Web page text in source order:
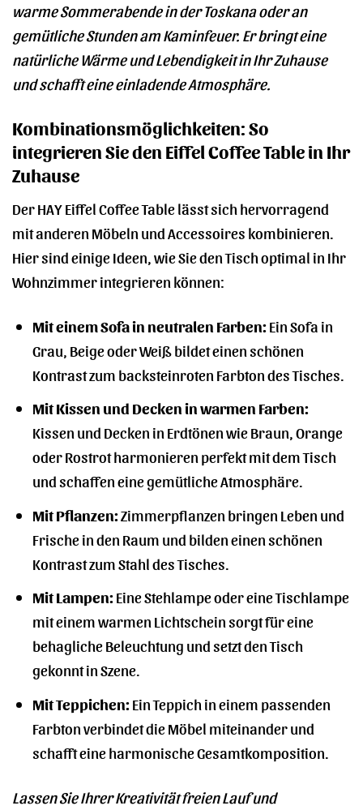
warme Sommerabende in der Toskana oder an
gemütliche Stunden am Kaminfeuer. Er bringt eine
natürliche Wärme und Lebendigkeit in Ihr Zuhause
und schafft eine einladende Atmosphäre.
Kombinationsmöglichkeiten: So
integrieren Sie den Eiffel Coffee Table in Ihr
Zuhause
Der HAY Eiffel Coffee Table lässt sich hervorragend
mit anderen Möbeln und Accessoires kombinieren.
Hier sind einige Ideen, wie Sie den Tisch optimal in Ihr
Wohnzimmer integrieren können:
Mit einem Sofa in neutralen Farben:Ein Sofa in
Grau, Beige oder Weiß bildet einen schönen
Kontrast zum backsteinroten Farbton des Tisches.
Mit Kissen und Decken in warmen Farben:
Kissen und Decken in Erdtönen wie Braun, Orange
oder Rostrot harmonieren perfekt mit dem Tisch
und schaffen eine gemütliche Atmosphäre.
Mit Pflanzen:Zimmerpflanzen bringen Leben und
Frische in den Raum und bilden einen schönen
Kontrast zum Stahl des Tisches.
Mit Lampen:Eine Stehlampe oder eine Tischlampe
mit einem warmen Lichtschein sorgt für eine
behagliche Beleuchtung und setzt den Tisch
gekonnt in Szene.
Mit Teppichen:Ein Teppich in einem passenden
Farbton verbindet die Möbel miteinander und
schafft eine harmonische Gesamtkomposition.
Lassen Sie Ihrer Kreativität freien Lauf und